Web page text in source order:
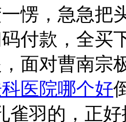
愣，急急把
付款，全买
面对曹南宗
医院哪个好
雀羽的，正